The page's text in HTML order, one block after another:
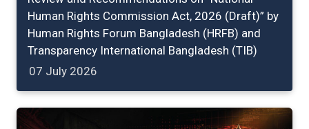
Human Rights Commission Act, 2026 (Draft)” by
Human Rights Forum Bangladesh (HRFB) and
Transparency International Bangladesh (TIB)
07 July 2026